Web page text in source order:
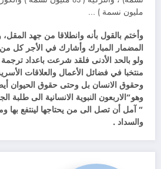
مليون نسمة ) …
وأختم بالقول بأنه وانطلاقا من جهد
المضمار المبارك وأشارك في الأجر كل
ولو بالحد الأدنى فلقد شرعت باعداد ترجمة
منتخبا في فضائل الأعمال والعلاقات
وحقوق الانسان بل وحتى حقوق الحيوان
وهو”الاربعون النبوية الانسانية الى طلبة
” آمل أن تصل الى من يحتاجها لينتفع بها
والسداد .